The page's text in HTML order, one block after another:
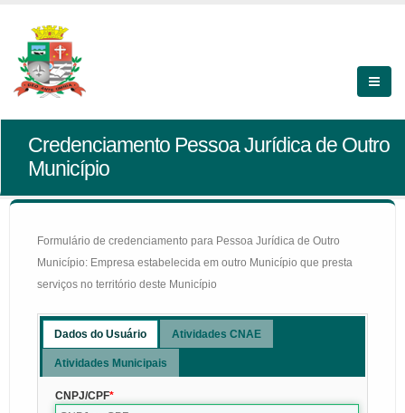
Credenciamento Pessoa Jurídica de Outro
Município
Formulário de credenciamento para Pessoa Jurídica de Outro
Município: Empresa estabelecida em outro Município que presta
serviços no território deste Município
Dados do Usuário Atividades CNAE
Atividades Municipais
CNPJ/CPF